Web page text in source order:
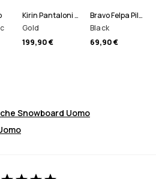
Kirin Pantaloni Sci Uomo
Gold
199,90 €
Bravo Felpa Pile Uomo
Black
69,90 €
Snowboard Uomo